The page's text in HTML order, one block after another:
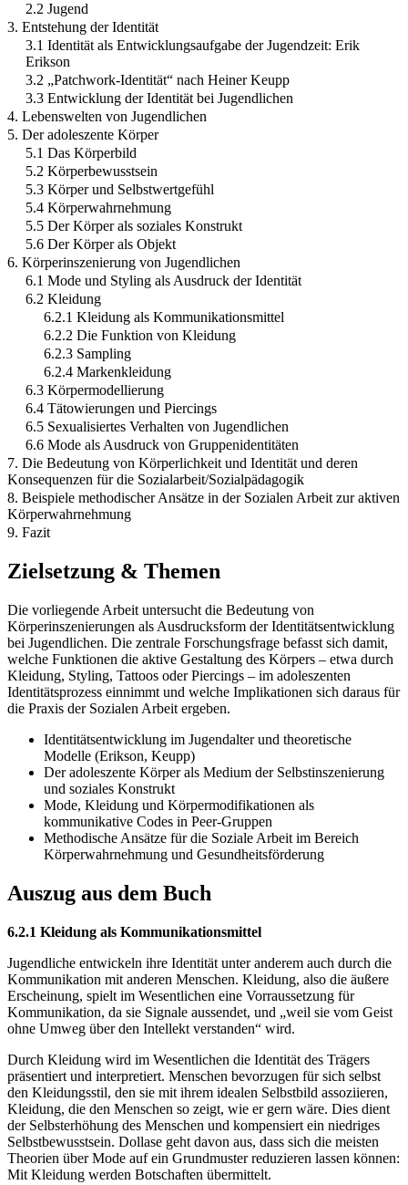
2.2 Jugend
3. Entstehung der Identität
3.1 Identität als Entwicklungsaufgabe der Jugendzeit: Erik
Erikson
3.2 „Patchwork-Identität“ nach Heiner Keupp
3.3 Entwicklung der Identität bei Jugendlichen
4. Lebenswelten von Jugendlichen
5. Der adoleszente Körper
5.1 Das Körperbild
5.2 Körperbewusstsein
5.3 Körper und Selbstwertgefühl
5.4 Körperwahrnehmung
5.5 Der Körper als soziales Konstrukt
5.6 Der Körper als Objekt
6. Körperinszenierung von Jugendlichen
6.1 Mode und Styling als Ausdruck der Identität
6.2 Kleidung
6.2.1 Kleidung als Kommunikationsmittel
6.2.2 Die Funktion von Kleidung
6.2.3 Sampling
6.2.4 Markenkleidung
6.3 Körpermodellierung
6.4 Tätowierungen und Piercings
6.5 Sexualisiertes Verhalten von Jugendlichen
6.6 Mode als Ausdruck von Gruppenidentitäten
7. Die Bedeutung von Körperlichkeit und Identität und deren
Konsequenzen für die Sozialarbeit/Sozialpädagogik
8. Beispiele methodischer Ansätze in der Sozialen Arbeit zur aktiven
Körperwahrnehmung
9. Fazit
Zielsetzung & Themen
Die vorliegende Arbeit untersucht die Bedeutung von
Körperinszenierungen als Ausdrucksform der Identitätsentwicklung
bei Jugendlichen. Die zentrale Forschungsfrage befasst sich damit,
welche Funktionen die aktive Gestaltung des Körpers – etwa durch
Kleidung, Styling, Tattoos oder Piercings – im adoleszenten
Identitätsprozess einnimmt und welche Implikationen sich daraus für
die Praxis der Sozialen Arbeit ergeben.
Identitätsentwicklung im Jugendalter und theoretische
Modelle (Erikson, Keupp)
Der adoleszente Körper als Medium der Selbstinszenierung
und soziales Konstrukt
Mode, Kleidung und Körpermodifikationen als
kommunikative Codes in Peer-Gruppen
Methodische Ansätze für die Soziale Arbeit im Bereich
Körperwahrnehmung und Gesundheitsförderung
Auszug aus dem Buch
6.2.1 Kleidung als Kommunikationsmittel
Jugendliche entwickeln ihre Identität unter anderem auch durch die
Kommunikation mit anderen Menschen. Kleidung, also die äußere
Erscheinung, spielt im Wesentlichen eine Vorraussetzung für
Kommunikation, da sie Signale aussendet, und „weil sie vom Geist
ohne Umweg über den Intellekt verstanden“ wird.
Durch Kleidung wird im Wesentlichen die Identität des Trägers
präsentiert und interpretiert. Menschen bevorzugen für sich selbst
den Kleidungsstil, den sie mit ihrem idealen Selbstbild assoziieren,
Kleidung, die den Menschen so zeigt, wie er gern wäre. Dies dient
der Selbsterhöhung des Menschen und kompensiert ein niedriges
Selbstbewusstsein. Dollase geht davon aus, dass sich die meisten
Theorien über Mode auf ein Grundmuster reduzieren lassen können:
Mit Kleidung werden Botschaften übermittelt.